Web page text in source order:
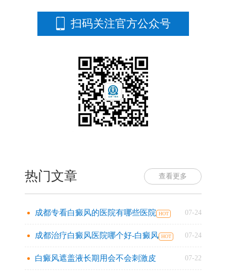
扫码关注官方公众号
热门文章 查看更多
成都专看白癜风的医院有哪些医院 07-24
成都治疗白癜风医院哪个好-白癜风 07-24
白癜风遮盖液长期用会不会刺激皮 07-22